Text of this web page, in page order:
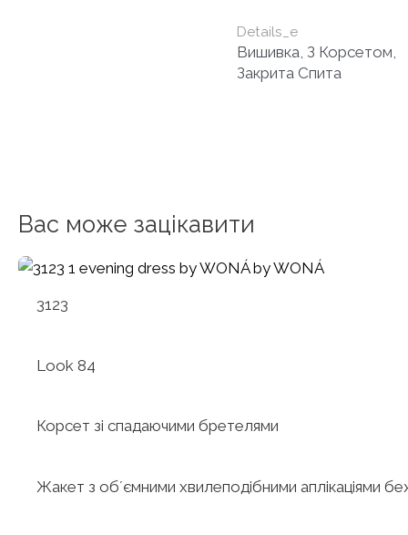
Details_e
Вишивка, З Корсетом,
Закрита Спита
Вас може зацікавити
3123
Look 84
Корсет зі спадаючими бретелями
Жакет з обʼємними хвилеподібними аплікаціями